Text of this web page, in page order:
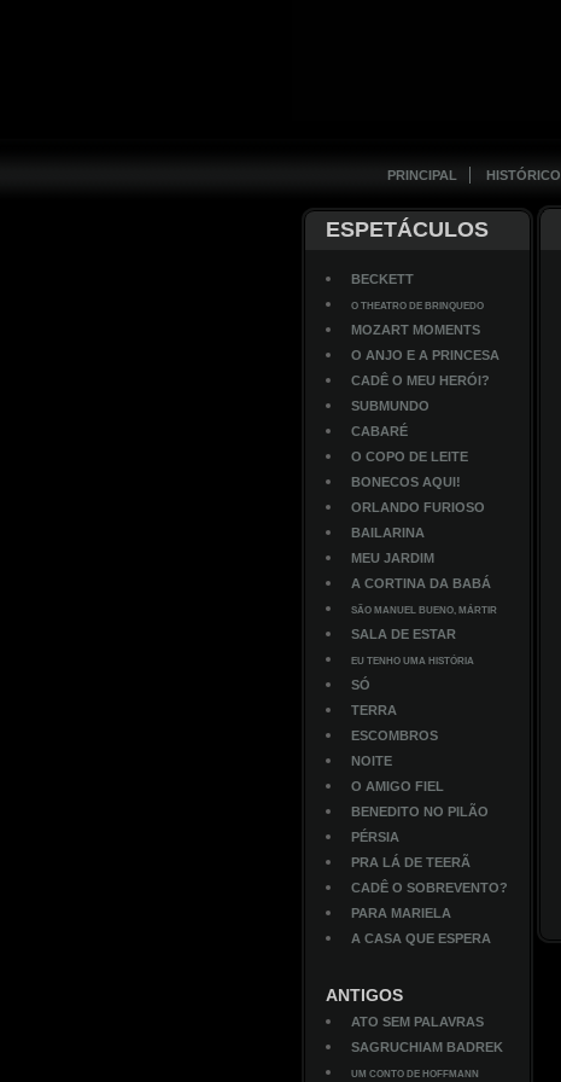
PRINCIPAL HISTÓRICO
ESPETÁCULOS
BECKETT
O THEATRO DE BRINQUEDO
MOZART MOMENTS
O ANJO E A PRINCESA
CADÊ O MEU HERÓI?
SUBMUNDO
CABARÉ
O COPO DE LEITE
BONECOS AQUI!
ORLANDO FURIOSO
BAILARINA
MEU JARDIM
A CORTINA DA BABÁ
SÃO MANUEL BUENO, MÁRTIR
SALA DE ESTAR
EU TENHO UMA HISTÓRIA
SÓ
TERRA
ESCOMBROS
NOITE
O AMIGO FIEL
BENEDITO NO PILÃO
PÉRSIA
PRA LÁ DE TEERÃ
CADÊ O SOBREVENTO?
PARA MARIELA
A CASA QUE ESPERA
ANTIGOS
ATO SEM PALAVRAS
SAGRUCHIAM BADREK
UM CONTO DE HOFFMANN